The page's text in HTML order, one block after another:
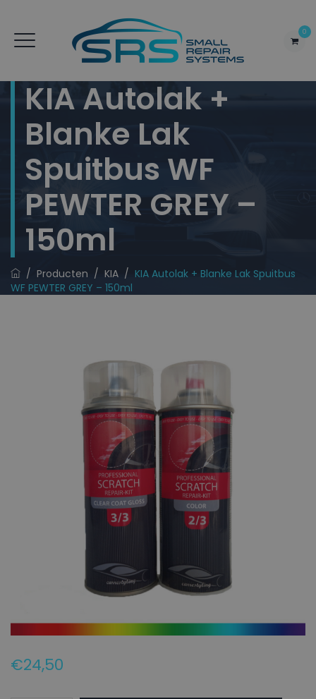
0
KIA Autolak +
Blanke Lak
Spuitbus WF
PEWTER GREY –
150ml
/ Producten / KIA / KIA Autolak + Blanke Lak Spuitbus
WF PEWTER GREY – 150ml
€24,50